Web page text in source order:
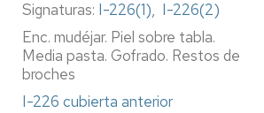
Signaturas: I-226(1), I-226(2)
Enc. mudéjar. Piel sobre tabla.
Media pasta. Gofrado. Restos de
broches
I-226 cubierta anterior